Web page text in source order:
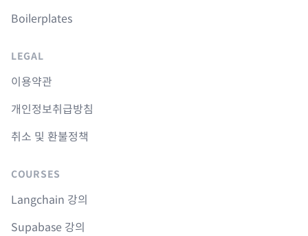
Boilerplates
LEGAL
이용약관
개인정보취급방침
취소 및 환불정책
COURSES
Langchain 강의
Supabase 강의